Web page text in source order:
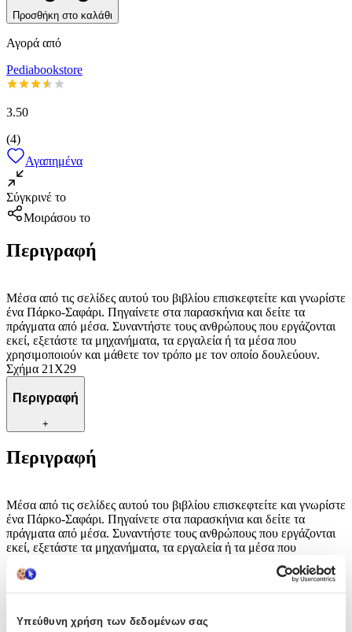
Υπεύθυνη χρήση των δεδομένων σας
Προσθήκη στο καλάθι
Αγορά από
Pediabookstore
3.50
(4)
Αγαπημένα
Σύγκρινέ το
Μοιράσου το
Περιγραφή
Μέσα από τις σελίδες αυτού του βιβλίου επισκεφτείτε και γνωρίστε
ένα Πάρκο-Σαφάρι. Πηγαίνετε στα παρασκήνια και δείτε τα
πράγματα από μέσα. Συναντήστε τους ανθρώπους που εργάζονται
εκεί, εξετάστε τα μηχανήματα, τα εργαλεία ή τα μέσα που
χρησιμοποιούν και μάθετε τον τρόπο με τον οποίο δουλεύουν.
Σχήμα 21Χ29
Περιγραφή
+
Περιγραφή
Μέσα από τις σελίδες αυτού του βιβλίου επισκεφτείτε και γνωρίστε
ένα Πάρκο-Σαφάρι. Πηγαίνετε στα παρασκήνια και δείτε τα
πράγματα από μέσα. Συναντήστε τους ανθρώπους που εργάζονται
εκεί, εξετάστε τα μηχανήματα, τα εργαλεία ή τα μέσα που
χρησιμοποιούν και μάθετε τον τρόπο με τον οποίο δουλεύουν.
Σχήμα 21Χ29